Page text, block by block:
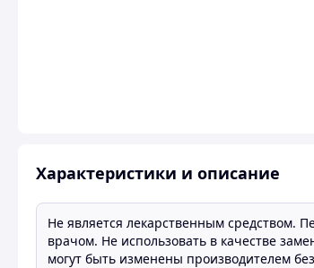
Характеристики и описание
Не является лекарственным средством.
врачом. Не использовать в качестве
могут быть изменены производителем